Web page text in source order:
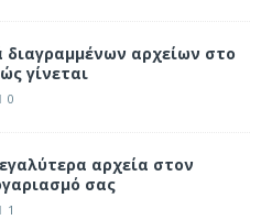
αρχείων στο
γίνεται
0
αρχεία στον
σας
1